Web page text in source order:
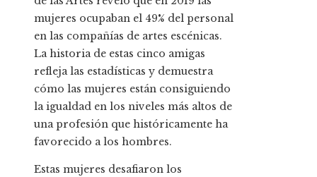
mujeres ocupaban el 49% del personal
en las compañías de artes escénicas.
La historia de estas cinco amigas
refleja las estadísticas y demuestra
cómo las mujeres están consiguiendo
la igualdad en los niveles más altos de
una profesión que históricamente ha
favorecido a los hombres.
Estas mujeres desafiaron los